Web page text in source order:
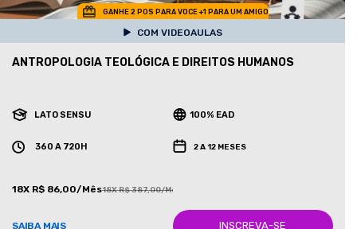
GANHE 2 POS PARA VOCE +1 PARA UM AMIGO
COM VIDEOAULAS
ANTROPOLOGIA TEOLÓGICA E DIREITOS HUMANOS
LATO SENSU 100% EAD
360 A 720H 2 A 12 MESES
18X R$ 86,00/Mês18X R$ 387,00/Mês
SAIBA MAIS INSCREVA-SE